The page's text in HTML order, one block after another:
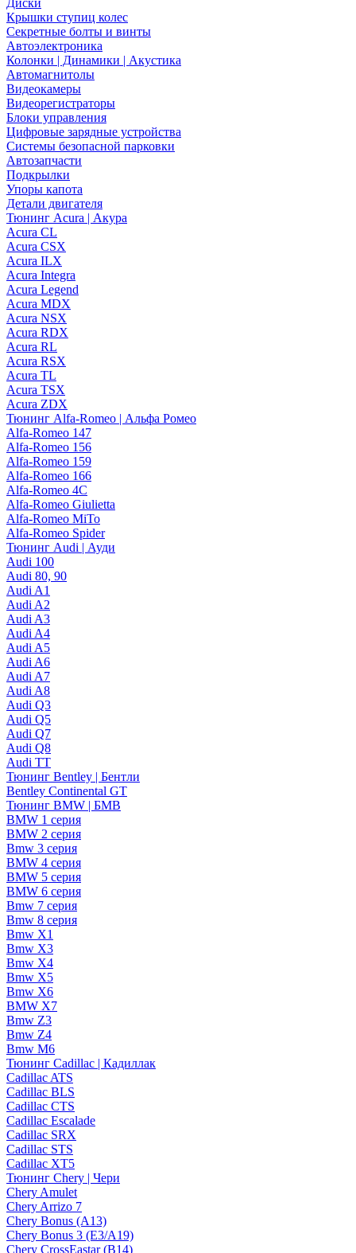
Диски
Крышки ступиц колес
Секретные болты и винты
Автоэлектроника
Колонки | Динамики | Акустика
Автомагнитолы
Видеокамеры
Видеорегистраторы
Блоки управления
Цифровые зарядные устройства
Системы безопасной парковки
Автозапчасти
Подкрылки
Упоры капота
Детали двигателя
Тюнинг Acura | Акура
Acura CL
Acura CSX
Acura ILX
Acura Integra
Acura Legend
Acura MDX
Acura NSX
Acura RDX
Acura RL
Acura RSX
Acura TL
Acura TSX
Acura ZDX
Тюнинг Alfa-Romeo | Альфа Ромео
Alfa-Romeo 147
Alfa-Romeo 156
Alfa-Romeo 159
Alfa-Romeo 166
Alfa-Romeo 4C
Alfa-Romeo Giulietta
Alfa-Romeo MiTo
Alfa-Romeo Spider
Тюнинг Audi | Ауди
Audi 100
Audi 80, 90
Audi A1
Audi A2
Audi A3
Audi A4
Audi A5
Audi A6
Audi A7
Audi A8
Audi Q3
Audi Q5
Audi Q7
Audi Q8
Audi TT
Тюнинг Bentley | Бентли
Bentley Continental GT
Тюнинг BMW | БМВ
BMW 1 серия
BMW 2 серия
Bmw 3 серия
BMW 4 серия
BMW 5 серия
BMW 6 серия
Bmw 7 серия
Bmw 8 серия
Bmw X1
Bmw X3
Bmw X4
Bmw X5
Bmw X6
BMW X7
Bmw Z3
Bmw Z4
Bmw М6
Тюнинг Cadillac | Кадиллак
Cadillac ATS
Cadillac BLS
Cadillac CTS
Cadillac Escalade
Cadillac SRX
Cadillac STS
Cadillac XT5
Тюнинг Chery | Чери
Chery Amulet
Chery Arrizo 7
Chery Bonus (A13)
Chery Bonus 3 (E3/A19)
Chery CrossEastar (B14)